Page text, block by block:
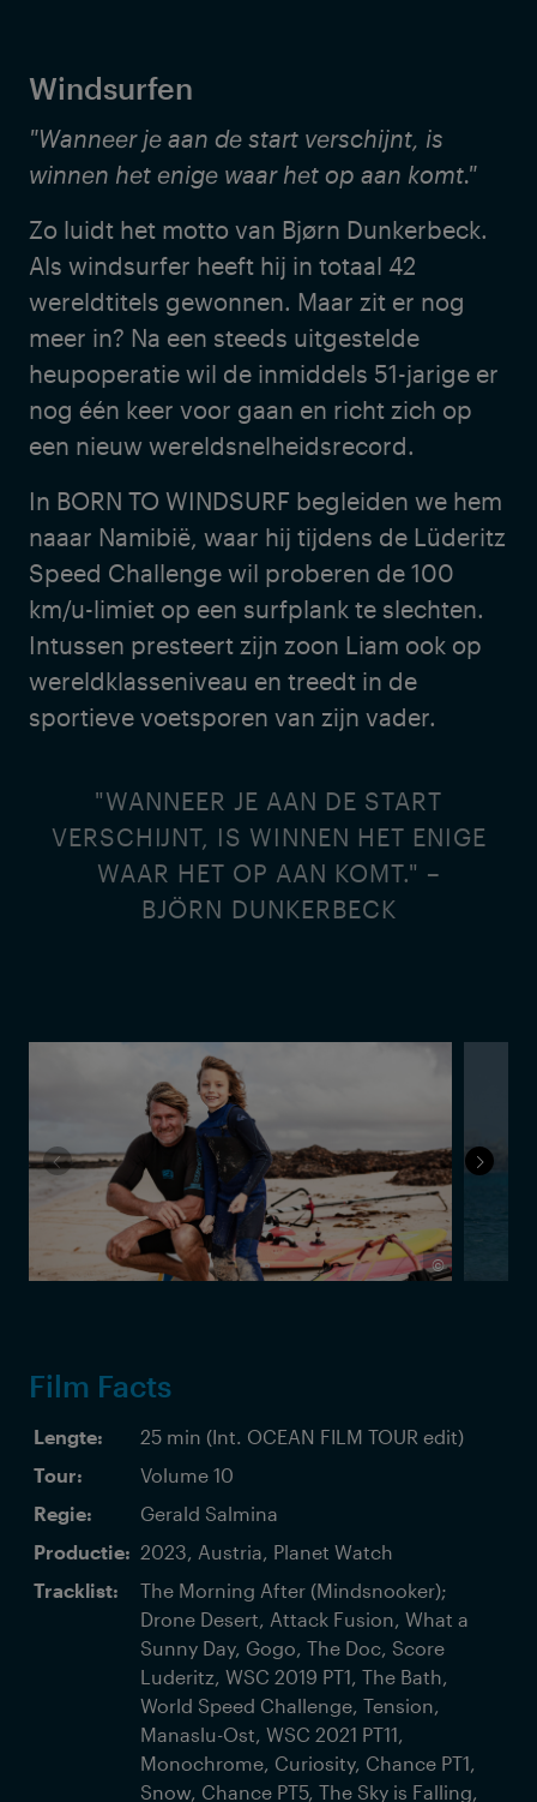
Windsurfen
"Wanneer je aan de start verschijnt, is
winnen het enige waar het op aan komt."
Zo luidt het motto van Bjørn Dunkerbeck.
Als windsurfer heeft hij in totaal 42
wereldtitels gewonnen. Maar zit er nog
meer in? Na een steeds uitgestelde
heupoperatie wil de inmiddels 51-jarige er
nog één keer voor gaan en richt zich op
een nieuw wereldsnelheidsrecord.
In BORN TO WINDSURF begleiden we hem
naaar Namibië, waar hij tijdens de Lüderitz
Speed Challenge wil proberen de 100
km/u-limiet op een surfplank te slechten.
Intussen presteert zijn zoon Liam ook op
wereldklasseniveau en treedt in de
sportieve voetsporen van zijn vader.
"WANNEER JE AAN DE START
VERSCHIJNT, IS WINNEN HET ENIGE
WAAR HET OP AAN KOMT." –
BJÖRN DUNKERBECK
©
Film Facts
Lengte:
25 min (Int. OCEAN FILM TOUR edit)
Tour:
Volume 10
Regie:
Gerald Salmina
Productie: 2023, Austria, Planet Watch
Tracklist:
The Morning After (Mindsnooker);
Drone Desert, Attack Fusion, What a
Sunny Day, Gogo, The Doc, Score
Luderitz, WSC 2019 PT1, The Bath,
World Speed Challenge, Tension,
Manaslu-Ost, WSC 2021 PT11,
Monochrome, Curiosity, Chance PT1,
Snow, Chance PT5, The Sky is Falling,